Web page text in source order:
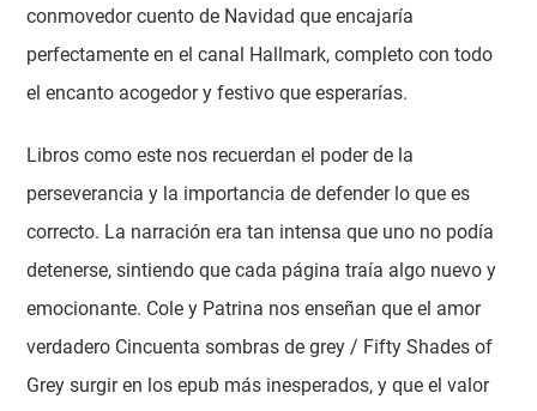
conmovedor cuento de Navidad que encajaría
perfectamente en el canal Hallmark, completo con todo
el encanto acogedor y festivo que esperarías.
Libros como este nos recuerdan el poder de la
perseverancia y la importancia de defender lo que es
correcto. La narración era tan intensa que uno no podía
detenerse, sintiendo que cada página traía algo nuevo y
emocionante. Cole y Patrina nos enseñan que el amor
verdadero Cincuenta sombras de grey / Fifty Shades of
Grey surgir en los epub más inesperados, y que el valor